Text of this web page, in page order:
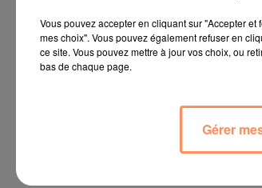
Vous pouvez accepter en cliquant sur "Accepter
mes choix". Vous pouvez également refuser en
ce site. Vous pouvez mettre à jour vos choix, ou
bas de chaque page.
Gérer